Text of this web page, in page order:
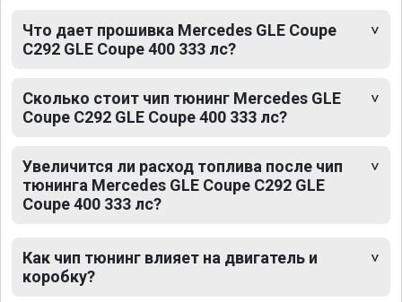
Что дает прошивка Mercedes GLE Coupe
C292 GLE Coupe 400 333 лс?
Сколько стоит чип тюнинг Mercedes GLE
Coupe C292 GLE Coupe 400 333 лс?
Увеличится ли расход топлива после чип
тюнинга Mercedes GLE Coupe C292 GLE
Coupe 400 333 лс?
Как чип тюнинг влияет на двигатель и
коробку?